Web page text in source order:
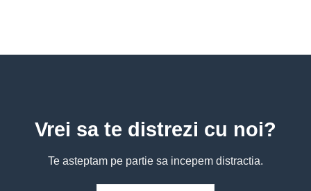
Vrei sa te distrezi cu noi?
Te asteptam pe partie sa incepem distractia.